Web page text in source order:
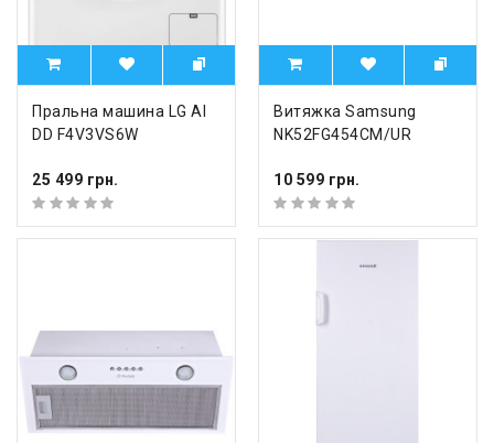
Пральна машина LG AI
DD F4V3VS6W
25 499 грн.
Витяжка Samsung
NK52FG454CM/UR
10 599 грн.